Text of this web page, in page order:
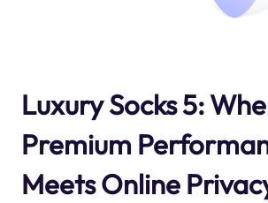
Luxury Socks 5:
Premium
Meets Online